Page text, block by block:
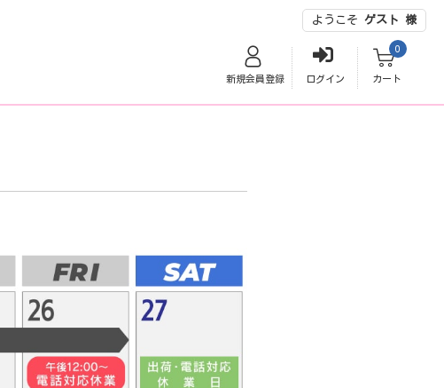
ようこそ ゲスト 様
新規会員登録 ログイン カート
0